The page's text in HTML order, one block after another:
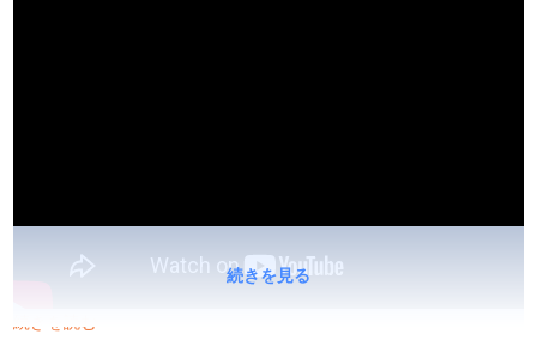
続きを読む
続きを見る